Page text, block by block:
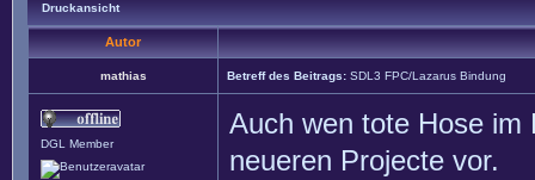
Druckansicht
Autor
mathias Betreff des Beitrags: SDL3 FPC/Lazarus Bindung
DGL Member
Auch wen tote Hose im
neueren Projecte vor.